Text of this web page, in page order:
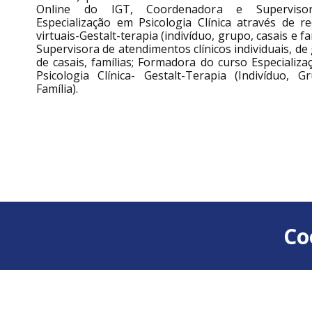
Online do IGT, Coordenadora e
Especialização em Psicologia Clínica através de
virtuais-Gestalt-terapia (indivíduo, grupo, casais e
Supervisora de atendimentos clínicos individuais,
de casais, famílias; Formadora do curso
Psicologia Clínica- Gestalt-Terapia (Indivíduo,
Família).